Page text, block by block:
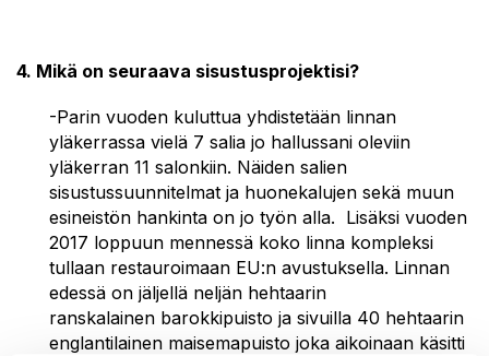
4. Mikä on seuraava sisustusprojektisi?
-Parin vuoden kuluttua yhdistetään linnan
yläkerrassa vielä 7 salia jo hallussani oleviin
yläkerran 11 salonkiin. Näiden salien
sisustussuunnitelmat ja huonekalujen sekä muun
esineistön hankinta on jo työn alla. Lisäksi vuoden
2017 loppuun mennessä koko linna kompleksi
tullaan restauroimaan EU:n avustuksella. Linnan
edessä on jäljellä neljän hehtaarin
ranskalainen barokkipuisto ja sivuilla 40 hehtaarin
englantilainen maisemapuisto joka aikoinaan käsitti